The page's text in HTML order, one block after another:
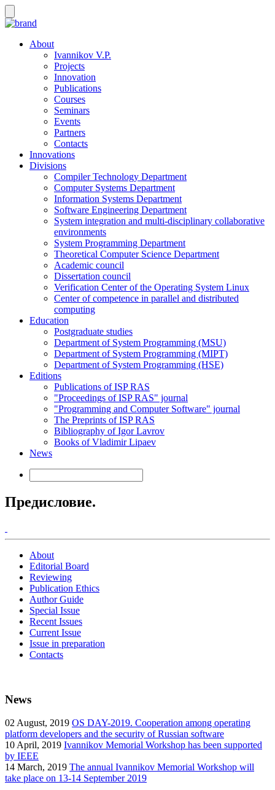
About
Ivannikov V.P.
Projects
Innovation
Publications
Courses
Seminars
Events
Partners
Contacts
Innovations
Divisions
Compiler Technology Department
Computer Systems Department
Information Systems Department
Software Engineering Department
System integration and multi-disciplinary collaborative
environments
System Programming Department
Theoretical Computer Science Department
Academic council
Dissertation council
Verification Center of the Operating System Linux
Center of competence in parallel and distributed
computing
Education
Postgraduate studies
Department of System Programming (MSU)
Department of System Programming (MIPT)
Department of System Programming (HSE)
Editions
Publications of ISP RAS
"Proceedings of ISP RAS" journal
"Programming and Computer Software" journal
The Preprints of ISP RAS
Bibliography of Igor Lavrov
Books of Vladimir Lipaev
News
Предисловие.
About
Editorial Board
Reviewing
Publication Ethics
Author Guide
Special Issue
Recent Issues
Current Issue
Issue in preparation
Contacts
News
02 August, 2019 OS DAY-2019. Cooperation among operating
platform developers and the security of Russian software
10 April, 2019 Ivannikov Memorial Workshop has been supported
by IEEE
14 March, 2019 The annual Ivannikov Memorial Workshop will
take place on 13-14 September 2019